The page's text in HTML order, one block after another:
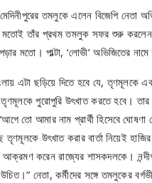
তমলুকে এলেন বিজেপি নেতা
মতোই তাঁর প্রথম তমলুক সফর শুরু
মতো। পাল্টা, ‘লোভী’ অভিজিতের
এটা ছড়িয়ে দিতে হবে যে,
তৃণমূলকে পুরোপুরি উৎখাত করতে হবে।
তো আমার নাম প্রার্থী হিসেবে
উৎখাত করার বার্তা নিয়েই
করেন রাজ্যের শাসকদলকে।
নেতা, কর্মীদের সঙ্গে তমলুকের